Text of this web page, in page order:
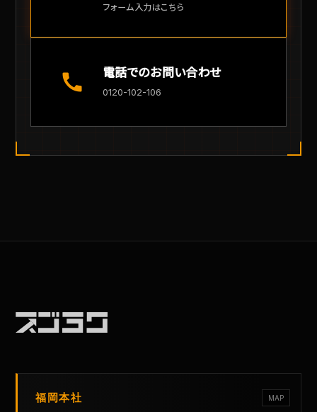
フォーム入力はこちら
call 電話でのお問い合わせ
0120-102-106
福岡本社 MAP